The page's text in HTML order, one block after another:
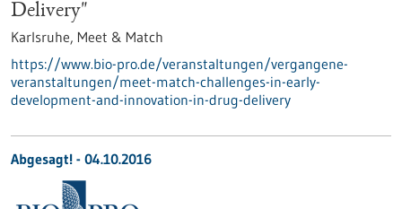
Delivery"
Karlsruhe, Meet & Match
https://www.bio-pro.de/veranstaltungen/vergangene-
veranstaltungen/meet-match-challenges-in-early-
development-and-innovation-in-drug-delivery
Abgesagt! - 04.10.2016